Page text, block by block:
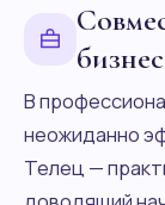
В
неожиданно
Телец —